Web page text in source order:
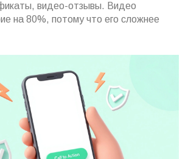
видео-отзывы. Видео
на 80%, потому что его сложнее